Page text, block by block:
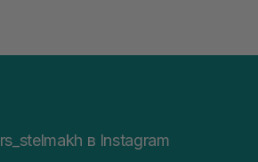
в Instagram